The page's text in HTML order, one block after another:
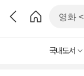
국내도서